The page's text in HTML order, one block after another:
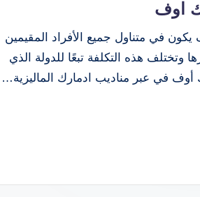
اوف
في متناول جميع الأفراد المقيمين
وتختلف هذه التكلفة تبعًا للدولة الذي
أوف في عبر مناديب ادمارك الماليزية…